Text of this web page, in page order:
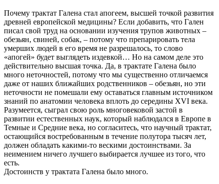
Почему трактат Галена стал апогеем, высшей точкой развития
древней европейской медицины? Если добавить, что Гален
писал свой труд на основании изучения трупов животных –
обезьян, свиней, собак, – потому что препарировать тела
умерших людей в его время не разрешалось, то слово
«апогей» будет выглядеть издевкой… Но на самом деле это
действительно высшая точка. Да, в трактате Галена было
много неточностей, потому что мы существенно отличаемся
даже от наших ближайших родственников – обезьян, но эти
неточности не помешали ему оставаться главным источником
знаний по анатомии человека вплоть до середины XVI века.
Разумеется, сыграл свою роль многовековой застой в
развитии естественных наук, который наблюдался в Европе в
Темные и Средние века, но согласитесь, что научный трактат,
остающийся востребованным в течение полутора тысяч лет,
должен обладать какими-то вескими достоинствами. За
неимением ничего лучшего выбирается лучшее из того, что
есть.
Достоинств у трактата Галена было много.